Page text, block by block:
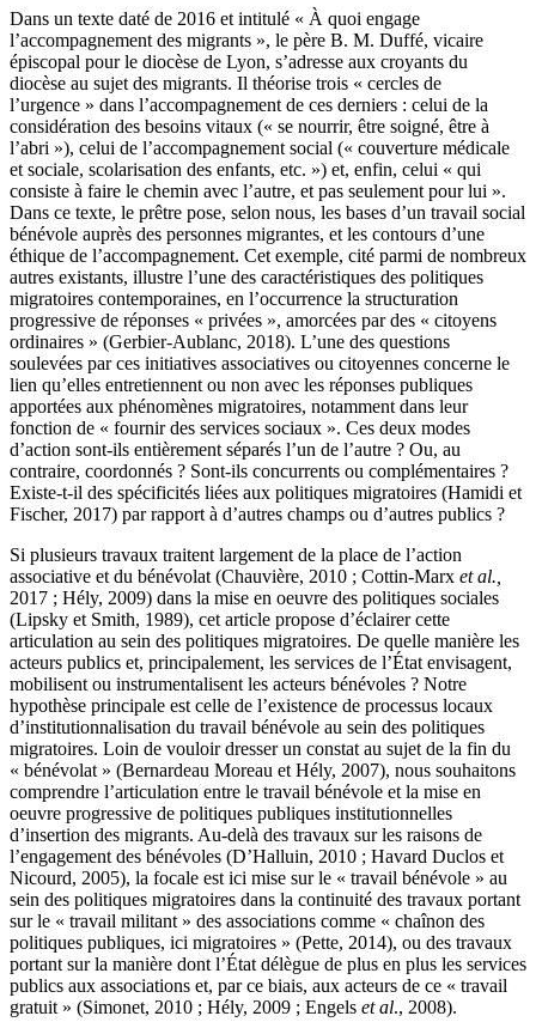
Dans un texte daté de 2016 et intitulé « À quoi engage
l’accompagnement des migrants », le père B. M. Duffé, vicaire
épiscopal pour le diocèse de Lyon, s’adresse aux croyants du
diocèse au sujet des migrants. Il théorise trois « cercles de
l’urgence » dans l’accompagnement de ces derniers : celui de la
considération des besoins vitaux (« se nourrir, être soigné, être à
l’abri »), celui de l’accompagnement social (« couverture médicale
et sociale, scolarisation des enfants, etc. ») et, enfin, celui « qui
consiste à faire le chemin avec l’autre, et pas seulement pour lui ».
Dans ce texte, le prêtre pose, selon nous, les bases d’un travail social
bénévole auprès des personnes migrantes, et les contours d’une
éthique de l’accompagnement. Cet exemple, cité parmi de nombreux
autres existants, illustre l’une des caractéristiques des politiques
migratoires contemporaines, en l’occurrence la structuration
progressive de réponses « privées », amorcées par des « citoyens
ordinaires » (Gerbier-Aublanc, 2018). L’une des questions
soulevées par ces initiatives associatives ou citoyennes concerne le
lien qu’elles entretiennent ou non avec les réponses publiques
apportées aux phénomènes migratoires, notamment dans leur
fonction de « fournir des services sociaux ». Ces deux modes
d’action sont-ils entièrement séparés l’un de l’autre ? Ou, au
contraire, coordonnés ? Sont-ils concurrents ou complémentaires ?
Existe-t-il des spécificités liées aux politiques migratoires (Hamidi et
Fischer, 2017) par rapport à d’autres champs ou d’autres publics ?
Si plusieurs travaux traitent largement de la place de l’action
associative et du bénévolat (Chauvière, 2010 ; Cottin-Marx et al.,
2017 ; Hély, 2009) dans la mise en oeuvre des politiques sociales
(Lipsky et Smith, 1989), cet article propose d’éclairer cette
articulation au sein des politiques migratoires. De quelle manière les
acteurs publics et, principalement, les services de l’État envisagent,
mobilisent ou instrumentalisent les acteurs bénévoles ? Notre
hypothèse principale est celle de l’existence de processus locaux
d’institutionnalisation du travail bénévole au sein des politiques
migratoires. Loin de vouloir dresser un constat au sujet de la fin du
« bénévolat » (Bernardeau Moreau et Hély, 2007), nous souhaitons
comprendre l’articulation entre le travail bénévole et la mise en
oeuvre progressive de politiques publiques institutionnelles
d’insertion des migrants. Au-delà des travaux sur les raisons de
l’engagement des bénévoles (D’Halluin, 2010 ; Havard Duclos et
Nicourd, 2005), la focale est ici mise sur le « travail bénévole » au
sein des politiques migratoires dans la continuité des travaux portant
sur le « travail militant » des associations comme « chaînon des
politiques publiques, ici migratoires » (Pette, 2014), ou des travaux
portant sur la manière dont l’État délègue de plus en plus les services
publics aux associations et, par ce biais, aux acteurs de ce « travail
gratuit » (Simonet, 2010 ; Hély, 2009 ; Engels et al., 2008).